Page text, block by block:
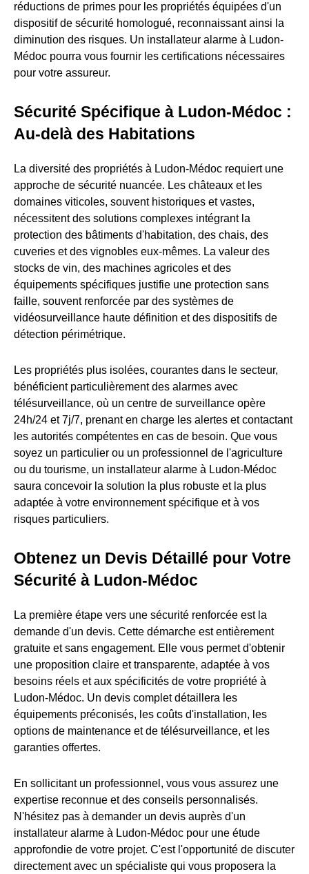
réductions de primes pour les propriétés équipées d'un
dispositif de sécurité homologué, reconnaissant ainsi la
diminution des risques. Un installateur alarme à Ludon-
Médoc pourra vous fournir les certifications nécessaires
pour votre assureur.
Sécurité Spécifique à Ludon-Médoc :
Au-delà des Habitations
La diversité des propriétés à Ludon-Médoc requiert une
approche de sécurité nuancée. Les châteaux et les
domaines viticoles, souvent historiques et vastes,
nécessitent des solutions complexes intégrant la
protection des bâtiments d'habitation, des chais, des
cuveries et des vignobles eux-mêmes. La valeur des
stocks de vin, des machines agricoles et des
équipements spécifiques justifie une protection sans
faille, souvent renforcée par des systèmes de
vidéosurveillance haute définition et des dispositifs de
détection périmétrique.
Les propriétés plus isolées, courantes dans le secteur,
bénéficient particulièrement des alarmes avec
télésurveillance, où un centre de surveillance opère
24h/24 et 7j/7, prenant en charge les alertes et contactant
les autorités compétentes en cas de besoin. Que vous
soyez un particulier ou un professionnel de l'agriculture
ou du tourisme, un installateur alarme à Ludon-Médoc
saura concevoir la solution la plus robuste et la plus
adaptée à votre environnement spécifique et à vos
risques particuliers.
Obtenez un Devis Détaillé pour Votre
Sécurité à Ludon-Médoc
La première étape vers une sécurité renforcée est la
demande d'un devis. Cette démarche est entièrement
gratuite et sans engagement. Elle vous permet d'obtenir
une proposition claire et transparente, adaptée à vos
besoins réels et aux spécificités de votre propriété à
Ludon-Médoc. Un devis complet détaillera les
équipements préconisés, les coûts d'installation, les
options de maintenance et de télésurveillance, et les
garanties offertes.
En sollicitant un professionnel, vous vous assurez une
expertise reconnue et des conseils personnalisés.
N'hésitez pas à demander un devis auprès d'un
installateur alarme à Ludon-Médoc pour une étude
approfondie de votre projet. C'est l'opportunité de discuter
directement avec un spécialiste qui vous proposera la